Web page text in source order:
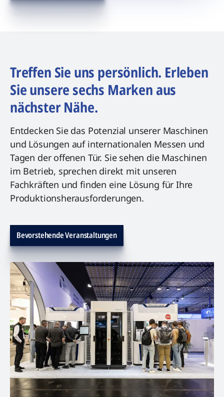
Treffen Sie uns persönlich. Erleben
Sie unsere sechs Marken aus
nächster Nähe.
Entdecken Sie das Potenzial unserer Maschinen
und Lösungen auf internationalen Messen und
Tagen der offenen Tür. Sie sehen die Maschinen
im Betrieb, sprechen direkt mit unseren
Fachkräften und finden eine Lösung für Ihre
Produktionsherausforderungen.
Bevorstehende Veranstaltungen